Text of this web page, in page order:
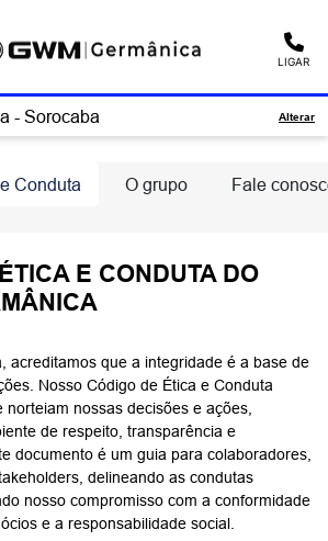
LIGAR
- Sorocaba Alterar
O grupo Fale
Conduta
E CONDUTA DO
acreditamos que a integridade é a base de
Nosso Código de Ética e Conduta
nossas decisões e ações,
de respeito, transparência e
documento é um guia para colaboradores,
delineando as condutas
nosso compromisso com a conformidade
e a responsabilidade social.